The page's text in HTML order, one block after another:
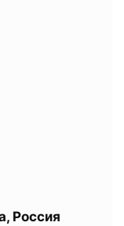
Россия